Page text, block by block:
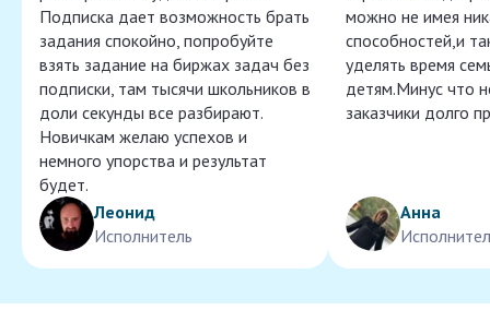
Подписка дает возможность брать
задания спокойно, попробуйте
взять задание на биржах задач без
подписки, там тысячи школьников в
доли секунды все разбирают.
Новичкам желаю успехов и
немного упорства и результат
будет.
Леонид
Исполнитель
можно не имея
способностей,и
уделять время
детям.Минус что
заказчики долго
Анна